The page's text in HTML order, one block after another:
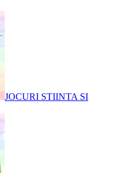
JOCURI STIINTA SI